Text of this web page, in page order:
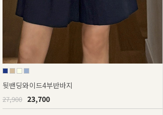
뒷밴딩와이드4부반바지
27,900 23,700